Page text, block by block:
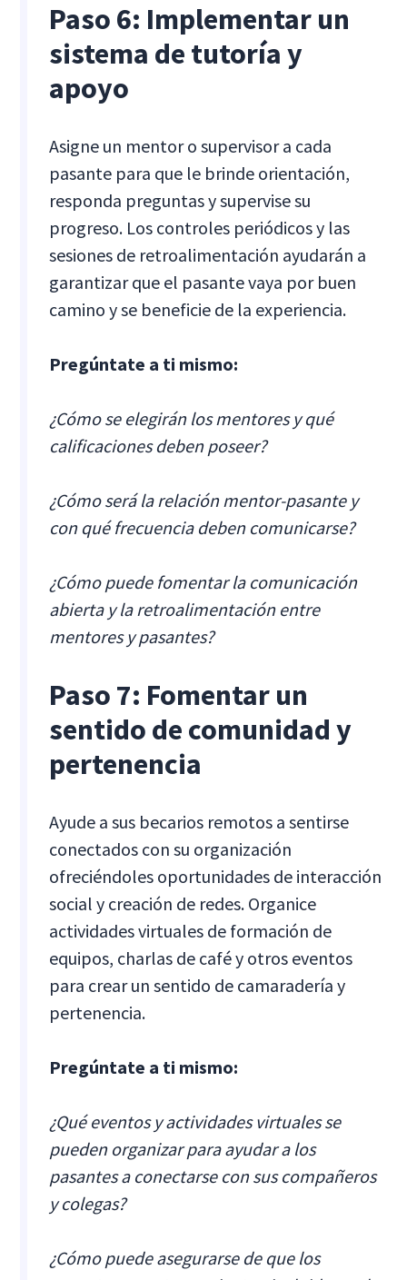
Paso 6: Implementar un
sistema de tutoría y
apoyo
Asigne un mentor o supervisor a cada
pasante para que le brinde orientación,
responda preguntas y supervise su
progreso. Los controles periódicos y las
sesiones de retroalimentación ayudarán a
garantizar que el pasante vaya por buen
camino y se beneficie de la experiencia.
Pregúntate a ti mismo:
¿Cómo se elegirán los mentores y qué
calificaciones deben poseer?
¿Cómo será la relación mentor-pasante y
con qué frecuencia deben comunicarse?
¿Cómo puede fomentar la comunicación
abierta y la retroalimentación entre
mentores y pasantes?
Paso 7: Fomentar un
sentido de comunidad y
pertenencia
Ayude a sus becarios remotos a sentirse
conectados con su organización
ofreciéndoles oportunidades de interacción
social y creación de redes. Organice
actividades virtuales de formación de
equipos, charlas de café y otros eventos
para crear un sentido de camaradería y
pertenencia.
Pregúntate a ti mismo:
¿Qué eventos y actividades virtuales se
pueden organizar para ayudar a los
pasantes a conectarse con sus compañeros
y colegas?
¿Cómo puede asegurarse de que los